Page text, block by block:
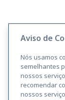
Aviso de
Nós usamos
semelhantes
nossos
recomendar
nossos